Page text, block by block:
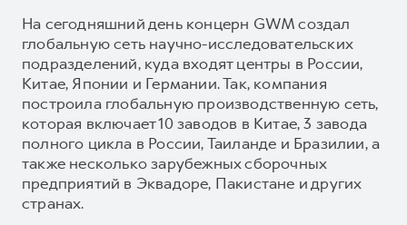
На сегодняшний день концерн GWM создал
глобальную сеть научно-исследовательских
подразделений, куда входят центры в России,
Китае, Японии и Германии. Так, компания
построила глобальную производственную сеть,
которая включает 10 заводов в Китае, 3 завода
полного цикла в России, Таиланде и Бразилии, а
также несколько зарубежных сборочных
предприятий в Эквадоре, Пакистане и других
странах.